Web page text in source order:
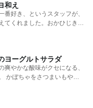
和え
番好き、というスタッフが、
てくれました。おかひじきの
ヨーグルトサラダ
爽やかな酸味がクセになる、
かぼちゃをさつまいもやじ